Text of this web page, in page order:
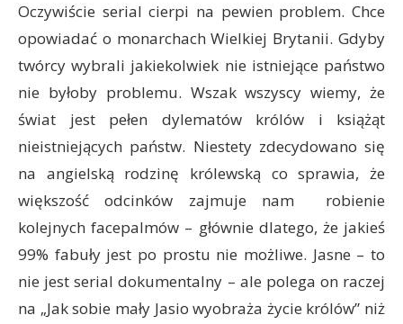
Oczywiście serial cierpi na pewien problem. Chce
opowiadać o monarchach Wielkiej Brytanii. Gdyby
twórcy wybrali jakiekolwiek nie istniejące państwo
nie byłoby problemu. Wszak wszyscy wiemy, że
świat jest pełen dylematów królów i książąt
nieistniejących państw. Niestety zdecydowano się
na angielską rodzinę królewską co sprawia, że
większość odcinków zajmuje nam robienie
kolejnych facepalmów – głównie dlatego, że jakieś
99% fabuły jest po prostu nie możliwe. Jasne – to
nie jest serial dokumentalny – ale polega on raczej
na „Jak sobie mały Jasio wyobraża życie królów” niż